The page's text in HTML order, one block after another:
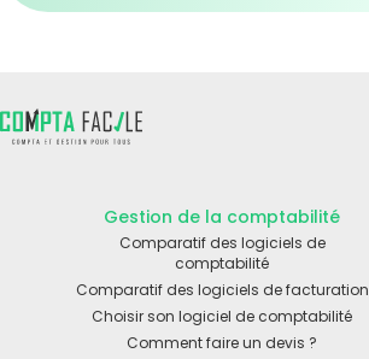
Gestion de la comptabilité
Comparatif des logiciels de
comptabilité
Comparatif des logiciels de facturation
Choisir son logiciel de comptabilité
Comment faire un devis ?